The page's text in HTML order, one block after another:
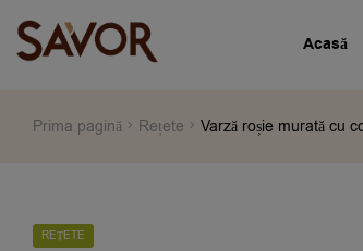
Acasă
Prima pagină Rețete Varză roșie murată cu
REȚETE